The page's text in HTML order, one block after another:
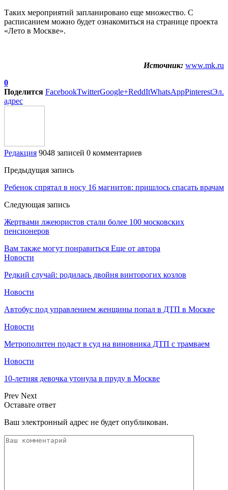
Таких мероприятий запланировано еще множество. С
расписанием можно будет ознакомиться на странице проекта
«Лето в Москве».
Источник: www.mk.ru
0
Поделится FacebookTwitterGoogle+ReddItWhatsAppPinterestЭл.
адрес
Редакция 9048 записей 0 комментариев
Предыдущая запись
Ребенок спрятал в носу 16 магнитов: пришлось спасать врачам
Следующая запись
Жертвами лжеюристов стали более 100 московских
пенсионеров
Вам также могут понравиться Еще от автора
Новости
Редкий случай: родилась двойня винторогих козлов
Новости
Автобус под управлением женщины попал в ДТП в Москве
Новости
Метрополитен подаст в суд на виновника ДТП с трамваем
Новости
10-летняя девочка утонула в пруду в Москве
Prev Next
Оставьте ответ
Ваш электронный адрес не будет опубликован.